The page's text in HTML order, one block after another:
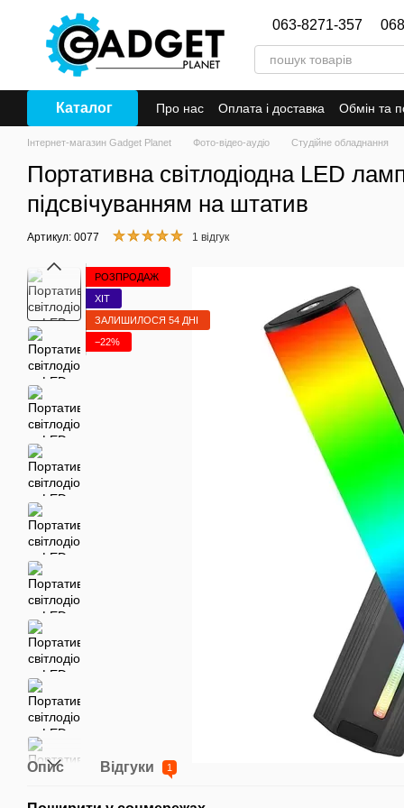
Перейти до основного контенту
063-8271-357
Каталог Про нас Оплата і доставка Обмін та
Інтернет-магазин Gadget Planet Фото-відео-аудіо Студійне обладнання
Портативна світлодіодна LED
підсвічуванням на штатив
Артикул: 0077 1 відгук
РОЗПРОДАЖ
ХІТ
ЗАЛИШИЛОСЯ 54 ДНІ
−22%
Опис Відгуки 1